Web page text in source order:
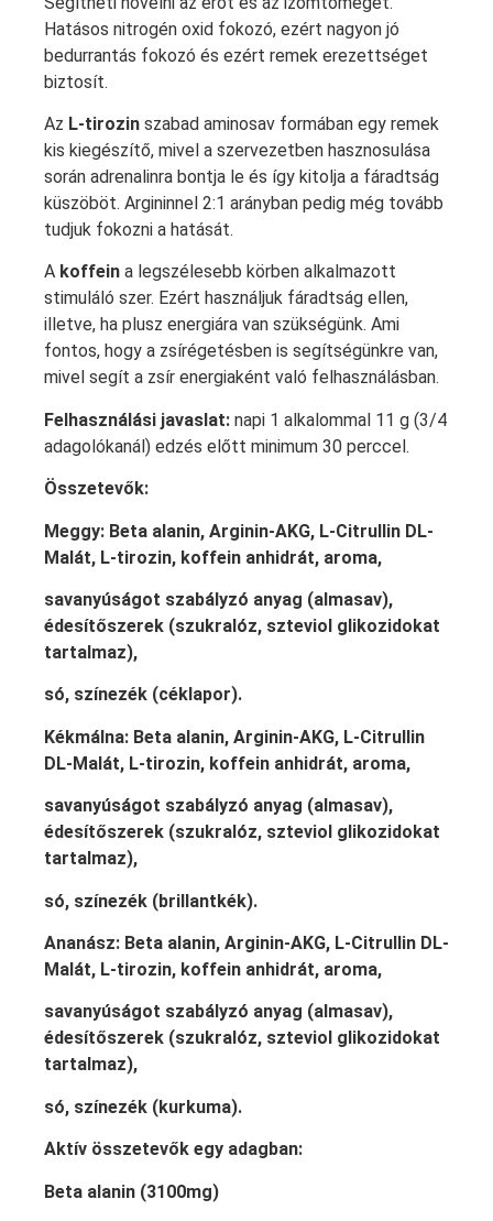
Hatásos nitrogén oxid fokozó, ezért nagyon jó
bedurrantás fokozó és ezért remek erezettséget
biztosít.
Az L-tirozin szabad aminosav formában egy remek
kis kiegészítő, mivel a szervezetben hasznosulása
során adrenalinra bontja le és így kitolja a fáradtság
küszöböt. Argininnel 2:1 arányban pedig még tovább
tudjuk fokozni a hatását.
A koffein a legszélesebb körben alkalmazott
stimuláló szer. Ezért használjuk fáradtság ellen,
illetve, ha plusz energiára van szükségünk. Ami
fontos, hogy a zsírégetésben is segítségünkre van,
mivel segít a zsír energiaként való felhasználásban.
Felhasználási javaslat: napi 1 alkalommal 11 g (3/4
adagolókanál) edzés előtt minimum 30 perccel.
Összetevők:
Meggy: Beta alanin, Arginin-AKG, L-Citrullin DL-
Malát, L-tirozin, koffein anhidrát, aroma,
savanyúságot szabályzó anyag (almasav),
édesítőszerek (szukralóz, szteviol glikozidokat
tartalmaz),
só, színezék (céklapor).
Kékmálna: Beta alanin, Arginin-AKG, L-Citrullin
DL-Malát, L-tirozin, koffein anhidrát, aroma,
savanyúságot szabályzó anyag (almasav),
édesítőszerek (szukralóz, szteviol glikozidokat
tartalmaz),
só, színezék (brillantkék).
Ananász: Beta alanin, Arginin-AKG, L-Citrullin DL-
Malát, L-tirozin, koffein anhidrát, aroma,
savanyúságot szabályzó anyag (almasav),
édesítőszerek (szukralóz, szteviol glikozidokat
tartalmaz),
só, színezék (kurkuma).
Aktív összetevők egy adagban:
Beta alanin (3100mg)